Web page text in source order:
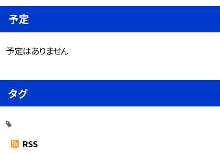
予定
予定はありません
タグ
RSS